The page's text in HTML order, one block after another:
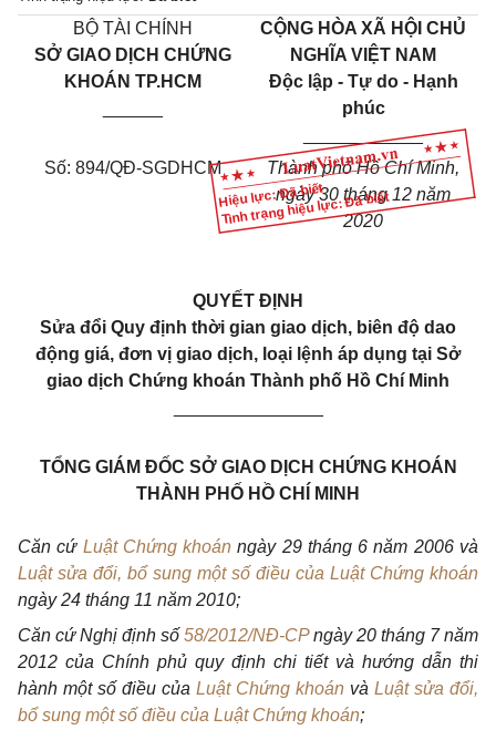
Hiệu lực: Đã biết
Tình trạng hiệu lực: Đã biết
BỘ TÀI CHÍNH
SỞ GIAO DỊCH CHỨNG
KHOÁN TP.HCM
CỘNG HÒA XÃ HỘI CHỦ
NGHĨA VIỆT NAM
Độc lập - Tự do - Hạnh
phúc
____________
Số: 894/QĐ-SGDHCM
Thành phố Hồ Chí Minh,
ngày 30 tháng 12 năm
2020
QUYẾT ĐỊNH
Sửa đổi Quy định thời gian giao dịch, biên độ dao
động giá, đơn vị giao dịch, loại lệnh áp dụng tại Sở
giao dịch C hứng khoán Thành phố Hồ C hí Minh
TỔNG GIÁM ĐỐC SỞ GIAO DỊCH CHỨNG KHOÁN
THÀNH PHỐ HỒ CHÍ MINH
Căn cứ Luật Chứng khoán ngày 29 tháng 6 năm 2006 và
Luật sửa đổi, bổ sung một số điều của Luật Chứng khoán
ngày 24 tháng 11 năm 2010;
Căn cứ Nghị định số 58/2012/NĐ-CPngày 20 tháng 7 năm
2012 của Chính phủ quy định chi tiết và hướng dẫn thi
hành một số điều của Luật Chứng khoán và Luật sửa đổi,
bổ sung một số điều của Luật Chứng khoán;